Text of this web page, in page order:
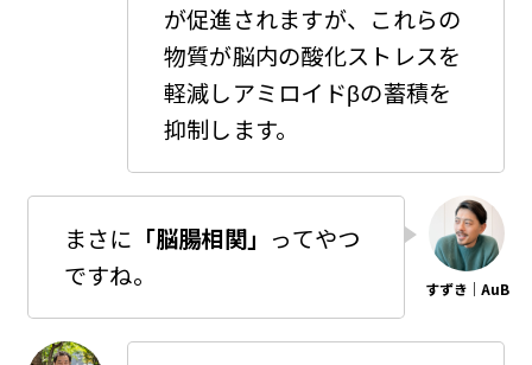
が促進されますが、これらの
物質が脳内の酸化ストレスを
軽減しアミロイドβの蓄積を
抑制します。
まさに 「脳腸相関」 ってやつ
ですね。